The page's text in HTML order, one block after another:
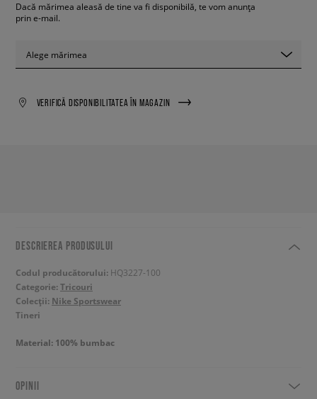
Dacă mărimea aleasă de tine va fi disponibilă, te vom anunța
prin e-mail.
Alege mărimea
VERIFICĂ DISPONIBILITATEA ÎN MAGAZIN
DESCRIEREA PRODUSULUI
Codul producătorului: HQ3227-100
Categorie:Tricouri
Colecții: Nike Sportswear
Tineri
Material: 100% bumbac
OPINII